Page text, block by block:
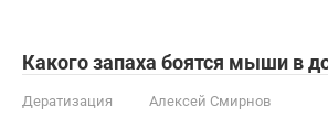
Какого запаха боятся мыши в
Дератизация Алексей Смирнов